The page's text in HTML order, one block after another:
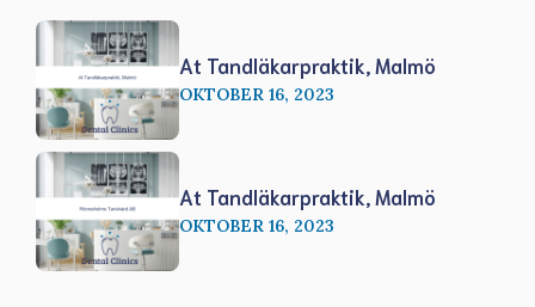
At Tandläkarpraktik, Malmö
OKTOBER 16, 2023
At Tandläkarpraktik, Malmö
OKTOBER 16, 2023